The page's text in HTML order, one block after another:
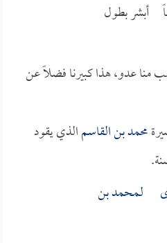
أبشر بطول
منا عدو، هذا كبيرنا فضلاً عن
محمد بن القاسمالذي يقود
لـمحمد بن